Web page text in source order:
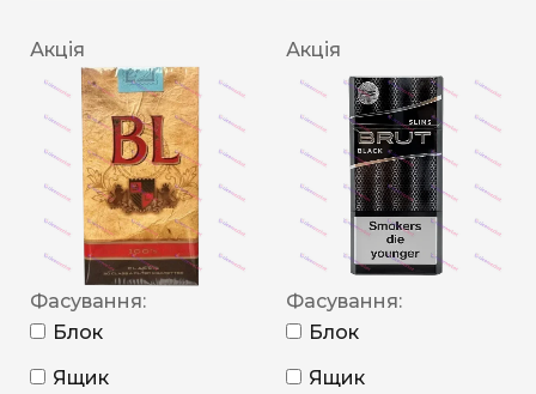
Акція
Фасування:
Блок
Ящик
Акція
Фасування:
Блок
Ящик